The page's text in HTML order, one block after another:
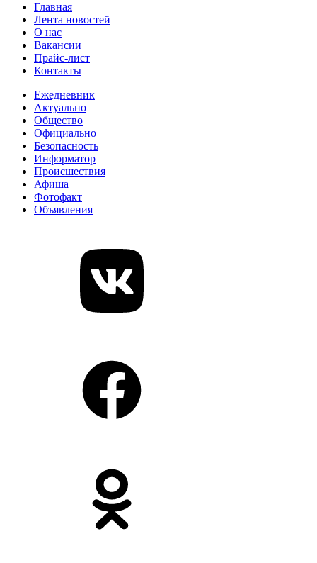
Главная
Лента новостей
О нас
Вакансии
Прайс-лист
Контакты
Ежедневник
Актуально
Общество
Официально
Безопасность
Информатор
Происшествия
Афиша
Фотофакт
Объявления